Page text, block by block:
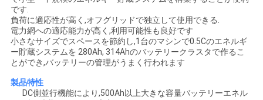
見
積
依
です.
負荷に適応性が高く,オフグリッドで独立して使用できる.
電力網への適応能力が高く,利用可能性も良好です
小さなサイズでスペースを節約し,1台のマシンで0.5Cのエネルギ
ー貯蔵システムを 280Ah, 314Ahのバッテリークラスタで作るこ
とができ,バッテリーの管理がうまく行われます
製品特性
DC側並行機能により,500Ah以上大きな容量バッテリーエネル